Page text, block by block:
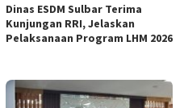
Dinas ESDM Sulbar Terima
Kunjungan RRI, Jelaskan
Pelaksanaan Program LHM 2026